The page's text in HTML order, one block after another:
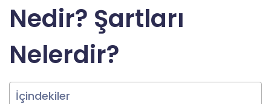
Nedir? Şartları
Nelerdir?
İçindekiler